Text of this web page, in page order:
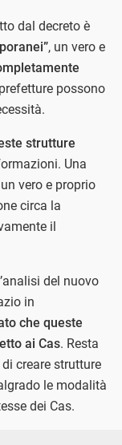
dal decreto è
, un vero e
possono
strutture
Una
vero e proprio
circa la
il
del nuovo
in
che queste
ai Cas. Resta
creare strutture
le modalità
dei Cas.